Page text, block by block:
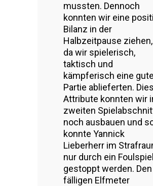
mussten. Dennoch
konnten wir eine
Bilanz in der
Halbzeitpause ziehen,
da wir spielerisch,
taktisch und
kämpferisch eine gute
Partie ablieferten.
Attribute konnten wir
zweiten
noch ausbauen und
konnte Yannick
Lieberherr im
nur durch ein Foulspiel
gestoppt werden. Den
fälligen Elfmeter